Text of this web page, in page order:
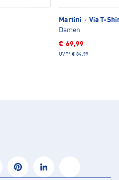
Martini · Via T-
Damen
€ 69,99
UVP* € 84,99